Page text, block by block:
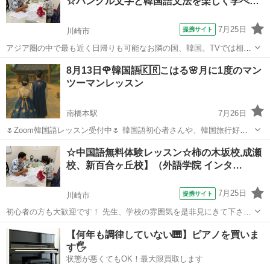
川崎市 提携サイト 7月25日
アジア圏の中で最も近く日帰りも可能なお隣の国、韓国。TVでは相変
わらず韓流ドラマが人気ですね。ますます身近になった韓国語を学ん
でみませんか。インターエドではネイティブ講師による積極的で丁寧
な指導。各人が苦手とする発音の矯正は...
神奈川 川崎市 韓国語
8月13日🌹韓国語🇰🇷こはる🌸月に1度のマン
ツーマンレッスン
南橋本駅
7月26日
🌷Zoom韓国語レッスン受付中🌷 韓国語初心者さんや、韓国旅行好き
さんと、のんびり楽しくお話しできたら嬉しいです。 勉強！でなく 一
緒にゆっくり韓国語にふれたり、好きなことをお話ししたり、ほっと
できる時間を大切にし...
神奈川 相模原市 南橋本駅 韓国語 初心者
☆中国語無料体験レッスン☆柿の木坂校,成瀬
校、新百合ヶ丘校】（外語学院 インタ…
川崎市 提携サイト 7月25日
初心者の方も大歓迎です！ 先生、学校の雰囲気を是非見にきて下さ
い。 ※記載日以外でも体験レッスンが可能な場合もございます。電話
かメールにてご希望日時をお知らせ下さい。 info@intered.jp 03-3717-
2544
神奈川 川崎市 中国語
【何年も調律していない🎹】ピアノを買いま
す🖐️
状態が悪くてもOK！最大限買取します